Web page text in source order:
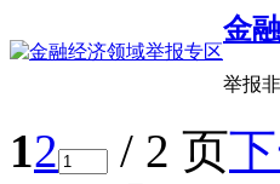
金
举报
12 / 2 页